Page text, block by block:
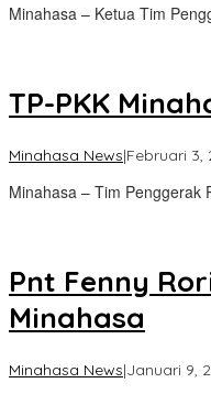
Minahasa – Ketua Tim
TP-PKK
Minahasa News|Februari 3,
Minahasa – Tim Penggerak
Pnt Fenny
Minahasa
Minahasa News|Januari 9,